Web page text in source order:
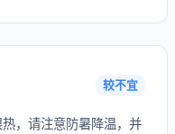
较不宜
，请注意防暑降温，并